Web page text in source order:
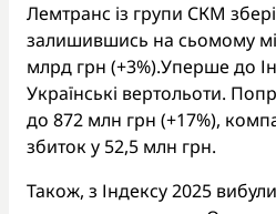
Лемтранс із групи СКМ
залишившись на сьомому
млрд грн (+3%).Уперше до
Українські вертольоти.
до 872 млн грн (+17%),
збиток у 52,5 млн грн.
Також, з Індексу 2025